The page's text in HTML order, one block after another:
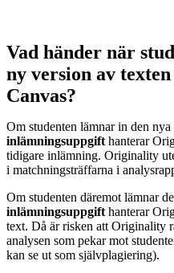
Vad händer när
ny version av
Canvas?
Om studenten lämnar in den nya
inlämningsuppgift hanterar
tidigare inlämning. Originality
i matchningsträffarna i
Om studenten däremot lämnar
inlämningsuppgift hanterar
text. Då är risken att Originality
analysen som pekar mot
kan se ut som självplagiering).